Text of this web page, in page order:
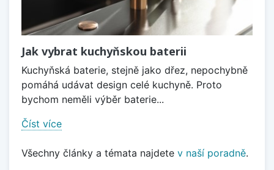
Jak vybrat kuchyňskou baterii
Kuchyňská baterie, stejně jako dřez, nepochybně
pomáhá udávat design celé kuchyně. Proto
bychom neměli výběr baterie...
Číst více
Všechny články a témata najdete v naší poradně.